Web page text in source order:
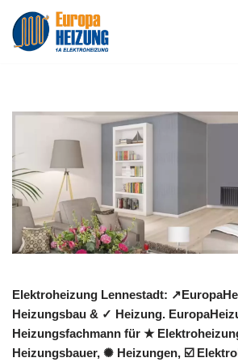
Zum
Elektroheizung Lennestadt:
Heizungsbau & ✓ Heizung.
Heizungsfachmann für ★
Heizungsbauer, ✺ Heizungen, ☑️